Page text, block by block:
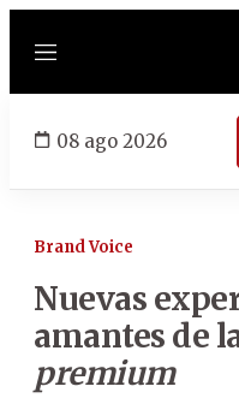
Menú
08 ago 2026
Brand Voice
Nuevas
amantes de
premium